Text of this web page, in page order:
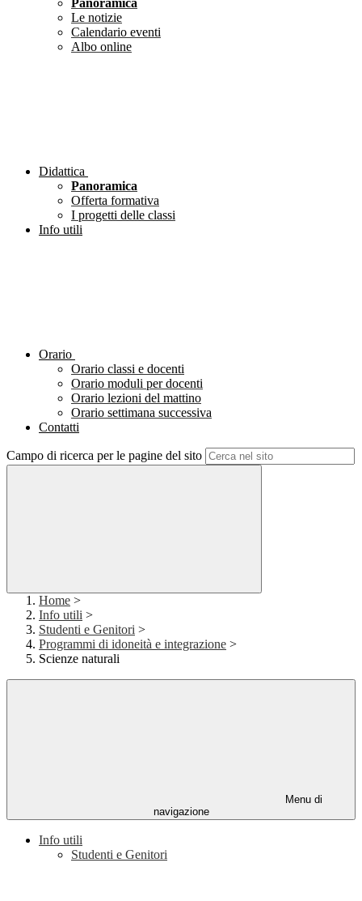
Panoramica
Le notizie
Calendario eventi
Albo online
Didattica
Panoramica
Offerta formativa
I progetti delle classi
Info utili
Orario
Orario classi e docenti
Orario moduli per docenti
Orario lezioni del mattino
Orario settimana successiva
Contatti
Campo di ricerca per le pagine del sito
Home >
Info utili >
Studenti e Genitori >
Programmi di idoneità e integrazione >
Scienze naturali
Menu di
navigazione
Info utili
Studenti e Genitori